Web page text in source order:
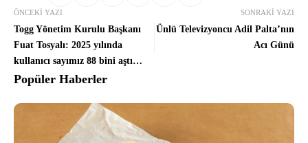
ÖNCEKI YAZI
Togg Yönetim Kurulu Başkanı
Fuat Tosyalı: 2025 yılında
kullanıcı sayımız 88 bini aştı
2026’da da geleceğin
devam edeceğiz
SONRAKI YAZI
Ünlü Televizyoncu Adil Palta’nın
Acı Günü
Popüler Haberler